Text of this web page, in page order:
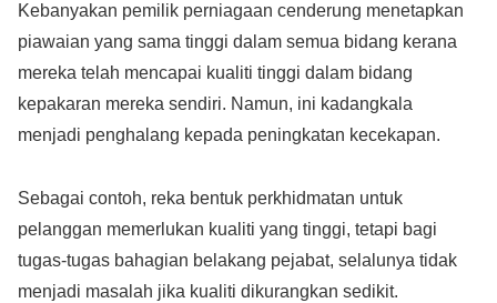
Kebanyakan pemilik perniagaan cenderung menetapkan
piawaian yang sama tinggi dalam semua bidang kerana
mereka telah mencapai kualiti tinggi dalam bidang
kepakaran mereka sendiri. Namun, ini kadangkala
menjadi penghalang kepada peningkatan kecekapan.
Sebagai contoh, reka bentuk perkhidmatan untuk
pelanggan memerlukan kualiti yang tinggi, tetapi bagi
tugas-tugas bahagian belakang pejabat, selalunya tidak
menjadi masalah jika kualiti dikurangkan sedikit.